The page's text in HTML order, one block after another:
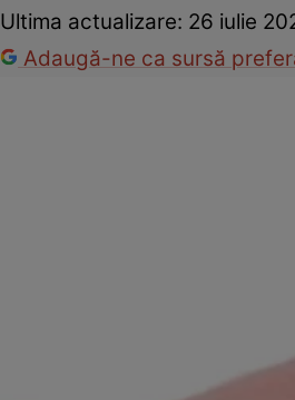
Ultima actualizare: 26 iulie
Adaugă-ne ca sursă